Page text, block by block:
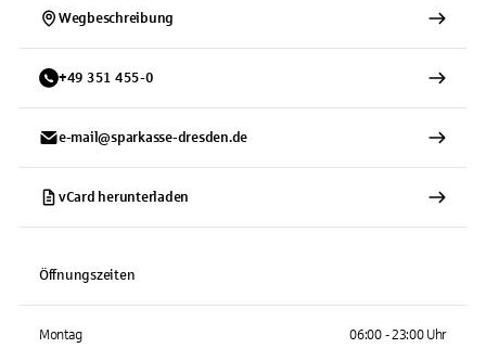
Wegbeschreibung
+49 351 455-0
e-mail@sparkasse-dresden.de
vCard herunterladen
Öffnungszeiten
Montag 06:00 - 23:00 Uhr